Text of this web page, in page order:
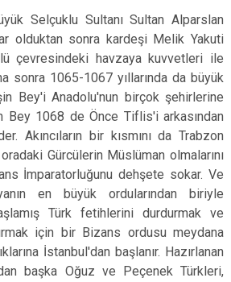
Selçuklu Sultanı Sultan Alparslan
olduktan sonra kardeşi Melik Yakuti
çevresindeki havza­ya kuvvetleri ile
sonra 1065-1067 yıllarında da büyük
Bey'i Anadolu'nun birçok şehirlerine
Bey 1068 de Önce Tiflis'i arkasın­dan
Akıncıların bir kısmını da Trabzon
Gürcülerin Müslüman olmalarını
İmparatorluğunu dehşete sokar. Ve
en büyük ordularından biriyle
Türk fetihlerini dur­durmak ve
için bir Bizans ordusu meydana
İstanbul'dan başlanır. Hazırlanan
başka Oğuz ve Peçenek Türkleri,